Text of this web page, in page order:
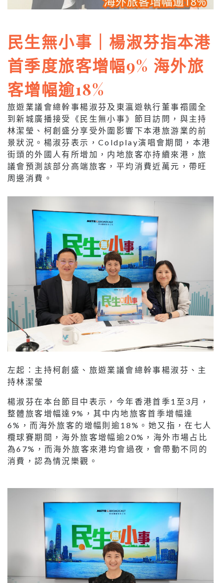
民生無小事｜楊淑芬指本港
首季度旅客增幅9% 海外旅
客增幅逾18%
旅遊業議會總幹事楊淑芬及東瀛遊執行董事禤國全
到新城廣播接受《民生無小事》節目訪問，與主持
林潔瑩、柯創盛分享受外圍影響下本港旅游業的前
景狀況。楊淑芬表示，Coldplay演唱會期間，本港
街頭的外國人有所增加，内地旅客亦持續來港，旅
議會預測該部分高端旅客，平均消費近萬元，帶旺
周邊消費。
左起：主持柯創盛、旅遊業議會總幹事楊淑芬、主
持林潔瑩
楊淑芬在本台節目中表示，今年香港首季1至3月，
整體旅客增幅達9%，其中内地旅客首季增幅達
6%，而海外旅客的增幅則逾18%。她又指，在七人
欖球賽期間，海外旅客增幅逾20%，海外市場占比
為67%，而海外旅客來港均會過夜，會帶動不同的
消費，認為情況樂觀。